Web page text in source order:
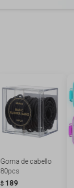
Goma de cabello
80pcs
$ 189